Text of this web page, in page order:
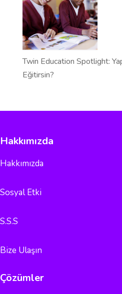
Twin Education Spotlight:
Eğitirsin?
Hakkımızda
Hakkımızda
Sosyal Etki
S.S.S
Bize Ulaşın
Çözümler